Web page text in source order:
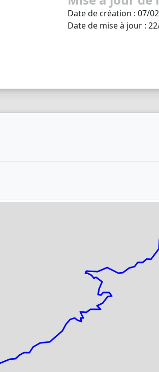
Date de création : 07/
Date de mise à jour :